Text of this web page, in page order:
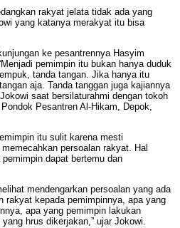
rakyat jelata tidak ada yang
yang katanya merakyat itu bisa
ke pesantrennya Hasyim
pemimpin itu bukan hanya duduk
tanda tangan. Jika hanya itu
aja. Tanda tanggan juga kajiannya
saat bersilaturahmi dengan tokoh
Pesantren Al-Hikam, Depok,
itu sulit karena mesti
persoalan rakyat. Hal
dapat bertemu dan
mendengarkan persoalan yang ada
rakyat kepada pemimpinnya, apa yang
apa yang pemimpin lakukan
hrus dikerjakan,” ujar Jokowi.